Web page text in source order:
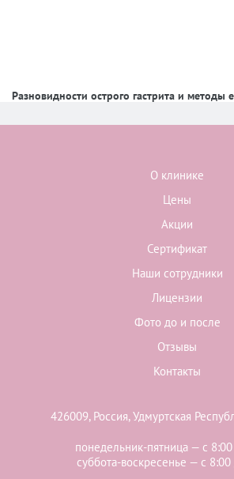
Разновидности острого гастрита и методы
О клинике
Цены
Акции
Сертификат
Наши сотрудники
Лицензии
Фото до и после
Отзывы
Контакты
426009, Россия, Удмуртская
понедельник-пятница — с
суббота-воскресенье — с